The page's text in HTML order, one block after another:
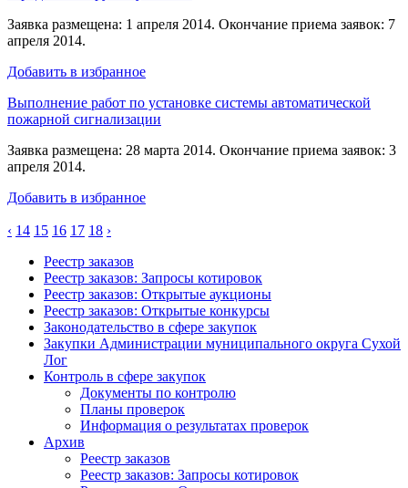
Заявка размещена: 1 апреля 2014. Окончание приема заявок: 7
апреля 2014.
Добавить в избранное
Выполнение работ по установке системы автоматической
пожарной сигнализации
Заявка размещена: 28 марта 2014. Окончание приема заявок: 3
апреля 2014.
Добавить в избранное
‹ 14 15 16 17 18 ›
Реестр заказов
Реестр заказов: Запросы котировок
Реестр заказов: Открытые аукционы
Реестр заказов: Открытые конкурсы
Законодательство в сфере закупок
Закупки Администрации муниципального округа Сухой
Лог
Контроль в сфере закупок
Документы по контролю
Планы проверок
Информация о результатах проверок
Архив
Реестр заказов
Реестр заказов: Запросы котировок